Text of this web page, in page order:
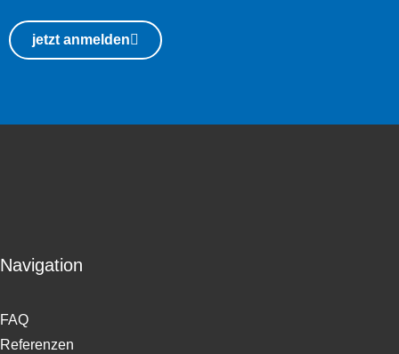
jetzt anmelden
Navigation
FAQ
Referenzen